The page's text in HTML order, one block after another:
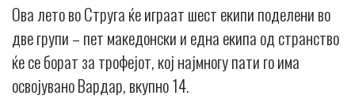
Ова лето во Струга ќе играат шест екипи поделени во
две групи – пет македонски и една екипа од странство
ќе се борат за трофејот, кој најмногу пати го има
освојувано Вардар, вкупно 14.